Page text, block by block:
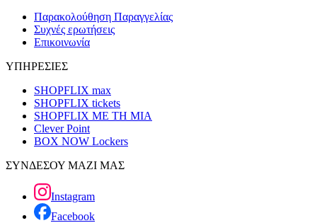
Παρακολούθηση Παραγγελίας
Συχνές ερωτήσεις
Επικοινωνία
ΥΠΗΡΕΣΙΕΣ
SHOPFLIX max
SHOPFLIX tickets
SHOPFLIX ΜΕ ΤΗ ΜΙΑ
Clever Point
BOX NOW Lockers
ΣΥΝΔΕΣΟΥ ΜΑΖΙ ΜΑΣ
Instagram
Facebook